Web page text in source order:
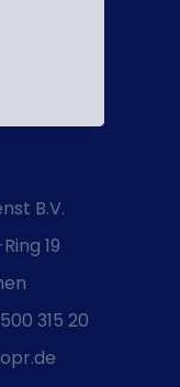
B.V.
19
315 20